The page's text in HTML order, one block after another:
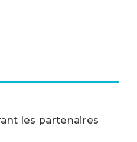
les partenaires